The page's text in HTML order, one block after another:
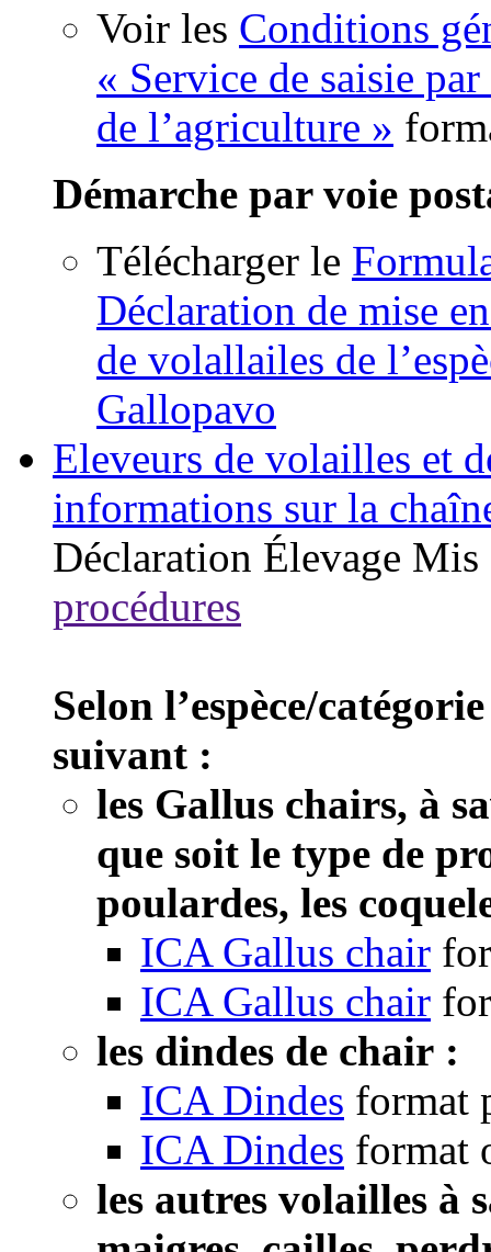
Voir les Conditions
« Service de saisie
de l’agriculture »
Démarche par voie
Télécharger le
Déclaration de mise
de volallailes de
Gallopavo
Eleveurs de volailles et
informations sur la
Déclaration Élevage Mis
procédures
Selon l’espèce/
suivant :
les Gallus chairs, à
que soit le type de
poulardes, les
ICA Gallus chair
ICA Gallus chair
les dindes de chair :
ICA Dindes format
ICA Dindes format
les autres volailles à